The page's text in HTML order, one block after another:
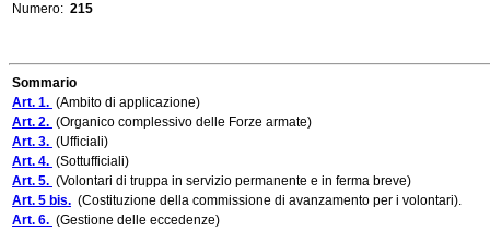
Numero: 215
Sommario
Art. 1. (Ambito di applicazione)
Art. 2. (Organico complessivo delle Forze armate)
Art. 3. (Ufficiali)
Art. 4. (Sottufficiali)
Art. 5. (Volontari di truppa in servizio permanente e in ferma breve)
Art. 5 bis. (Costituzione della commissione di avanzamento per i volontari).
Art. 6. (Gestione delle eccedenze)